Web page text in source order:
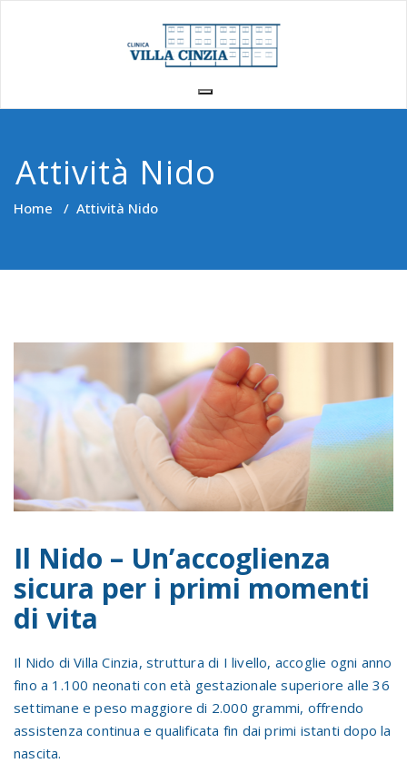
Attività Nido
Home / Attività Nido
Il Nido – Un’accoglienza
sicura per i primi momenti
di vita
Il Nido di Villa Cinzia, struttura di I livello, accoglie ogni anno
fino a 1.100 neonati con età gestazionale superiore alle 36
settimane e peso maggiore di 2.000 grammi, offrendo
assistenza continua e qualificata fin dai primi istanti dopo la
nascita.